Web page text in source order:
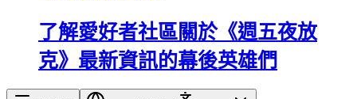
了解愛好者社區關於《週五夜放
克》最新資訊的幕後英雄們